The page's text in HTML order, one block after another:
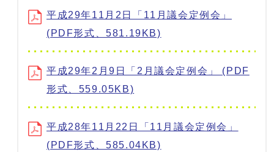
平成29年11月2日「11月議会定例会」
(PDF形式、581.19KB)
平成29年2月9日「2月議会定例会」 (PDF
形式、559.05KB)
平成28年11月22日「11月議会定例会」
(PDF形式、585.04KB)